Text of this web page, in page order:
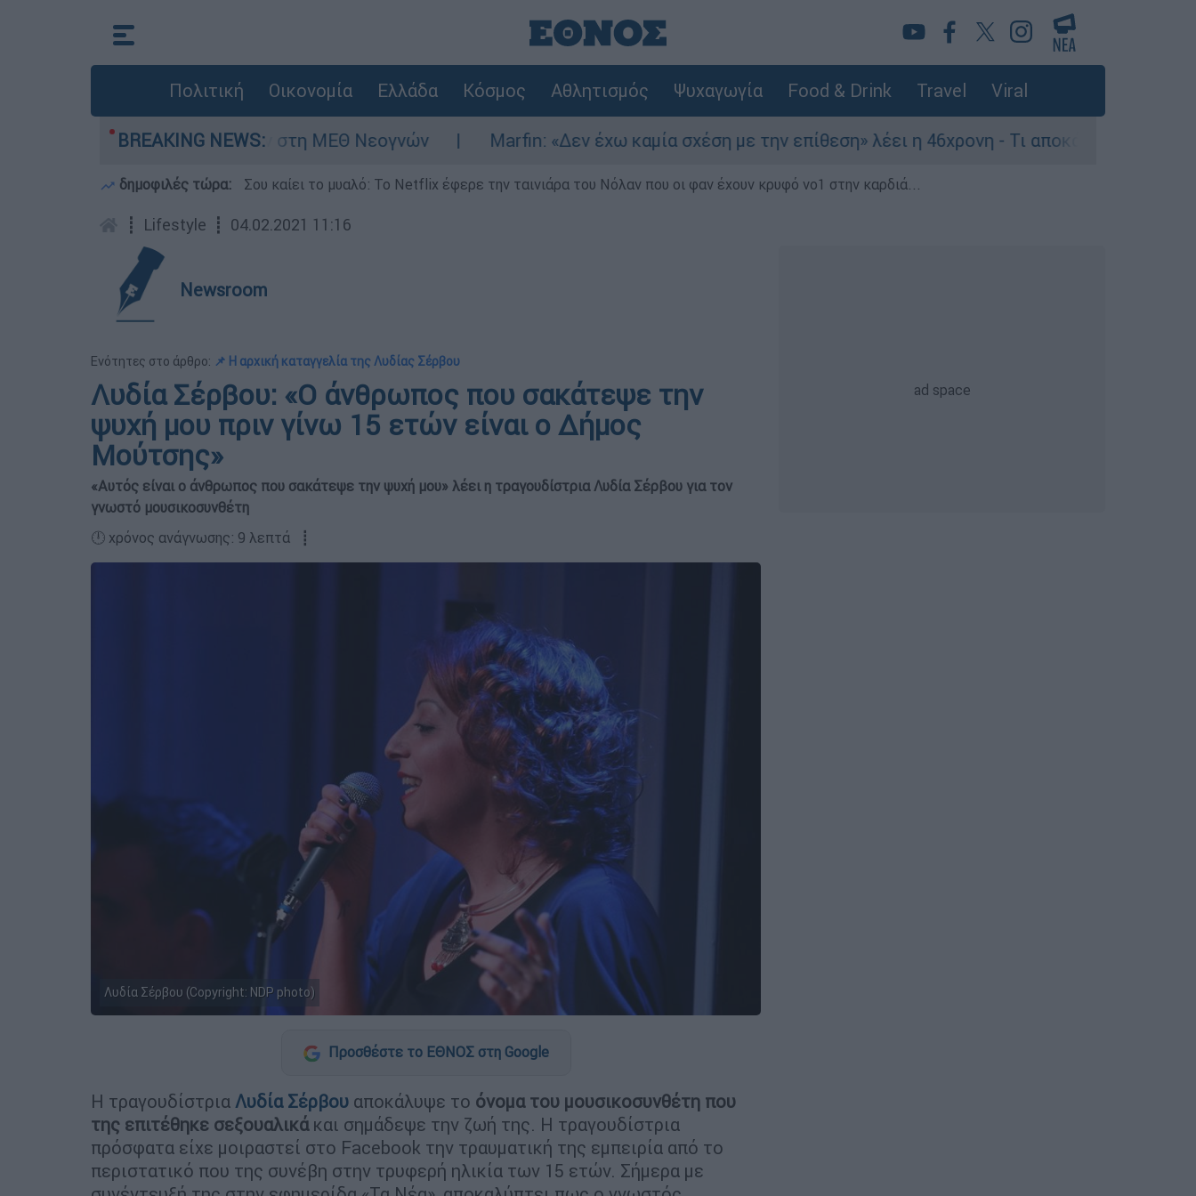
Πολιτική Οικονομία Ελλάδα Κόσμος Αθλητισμός Ψυχαγωγία Food & Drink Travel Viral
BREAKING NEWS:
- Νοσηλευόταν στη ΜΕΘ Νεογνών Marfin: «Δεν έχω καμία σχέση με την επίθεση» λέει η 46χρονη - Τι αποκάλυψε στους
δημοφιλές τώρα: Σου καίει το μυαλό: Το Netflix έφερε την ταινιάρα του Νόλαν που οι φαν έχουν κρυφό νο1 στην καρδιά...
┋ Lifestyle ┋ 04.02.2021 11:16
Newsroom
Ενότητες στο άρθρο: 📌 Η αρχική καταγγελία της Λυδίας Σέρβου
Λυδία Σέρβου: «Ο άνθρωπος που σακάτεψε την
ψυχή μου πριν γίνω 15 ετών είναι ο Δήμος
Μούτσης»
«Αυτός είναι ο άνθρωπος που σακάτεψε την ψυχή μου» λέει η τραγουδίστρια Λυδία Σέρβου για τον
γνωστό μουσικοσυνθέτη
🕛 χρόνος ανάγνωσης: 9 λεπτά ┋
Λυδία Σέρβου (Copyright: NDP photo)
Προσθέστε το ΕΘΝΟΣ στη Google
H τραγουδίστρια Λυδία Σέρβου αποκάλυψε το όνομα του μουσικοσυνθέτη που
της επιτέθηκε σεξουαλικάκαι σημάδεψε την ζωή της. Η τραγουδίστρια
πρόσφατα είχε μοιραστεί στο Facebook την τραυματική της εμπειρία από το
περιστατικό που της συνέβη στην τρυφερή ηλικία των 15 ετών. Σήμερα με